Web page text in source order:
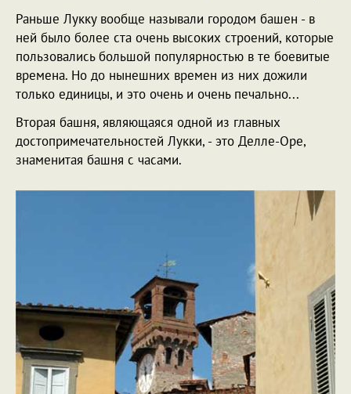
Раньше Лукку вообще называли городом башен - в
ней было более ста очень высоких строений, которые
пользовались большой популярностью в те боевитые
времена. Но до нынешних времен из них дожили
только единицы, и это очень и очень печально...
Вторая башня, являющаяся одной из главных
достопримечательностей Лукки, - это Делле-Оре,
знаменитая башня с часами.